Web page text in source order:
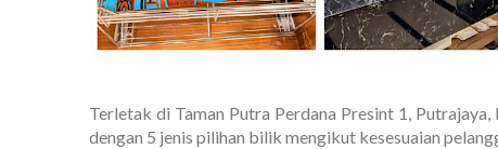
Terletak di Taman Putra Perdana Presint 1,
dengan 5 jenis pilihan bilik mengikut kesesuaian